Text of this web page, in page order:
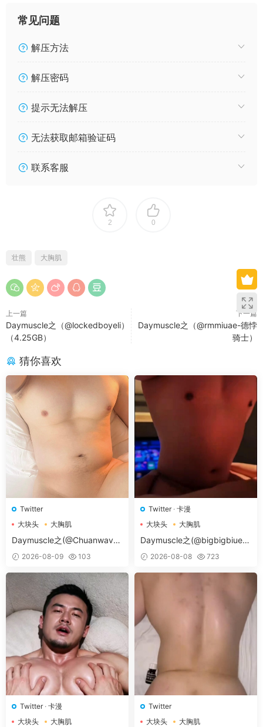
常见问题
解压方法
解压密码
提示无法解压
无法获取邮箱验证码
联系客服
2 0
壮熊 大胸肌
上一篇
Daymuscle之（@lockedboyeli）
（4.25GB）
下一篇
Daymuscle之（@rmmiuae-德悖
骑士）
猜你喜欢
Twitter
大块头
大胸肌
大胸肌肉男
Daymuscle之(@Chuanwave-
@Chuan）
2026-08-09 103
Twitter· 卡漫
大块头
大胸肌
大胸肌肉男
Daymuscle之(@bigbigbiue-
@BBb）
2026-08-08 723
Twitter· 卡漫
大块头
大胸肌
Twitter
大块头
大胸肌